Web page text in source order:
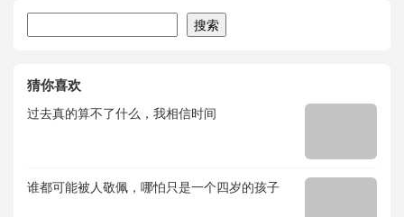
搜索
猜你喜欢
过去真的算不了什么，我相信时间
谁都可能被人敬佩，哪怕只是一个四岁的孩子